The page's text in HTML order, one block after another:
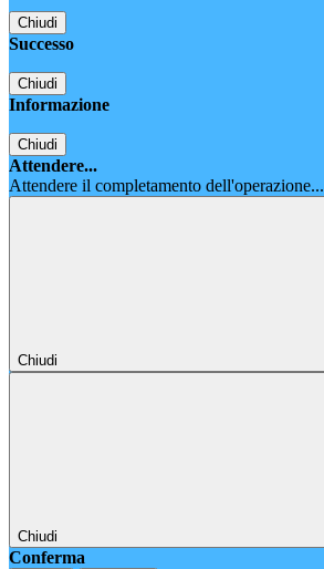
Chiudi
Successo
Chiudi
Informazione
Chiudi
Attendere...
Attendere il completamento dell'operazione...
Chiudi
Chiudi
Conferma